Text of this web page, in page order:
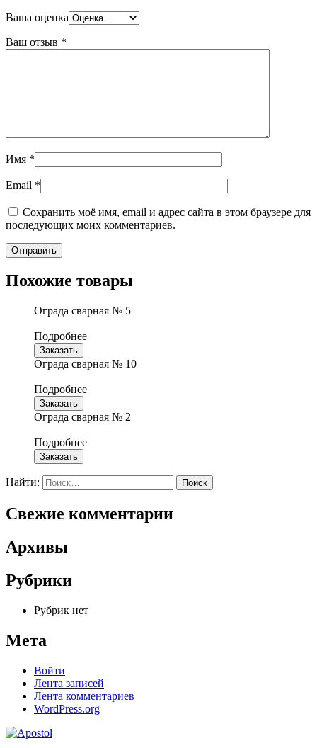
Ваша оценка
Ваш отзыв *
Имя *
Email *
Сохранить моё имя, email и адрес сайта в этом браузере для
последующих моих комментариев.
Похожие товары
Ограда сварная № 5
Подробнее
Заказать
Ограда сварная № 10
Подробнее
Заказать
Ограда сварная № 2
Подробнее
Заказать
Найти:
Свежие комментарии
Архивы
Рубрики
Рубрик нет
Мета
Войти
Лента записей
Лента комментариев
WordPress.org